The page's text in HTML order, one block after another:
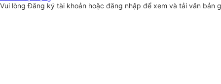
Vui lòngĐăng ký tài khoản hoặc đăng nhập để xem và tải văn bản